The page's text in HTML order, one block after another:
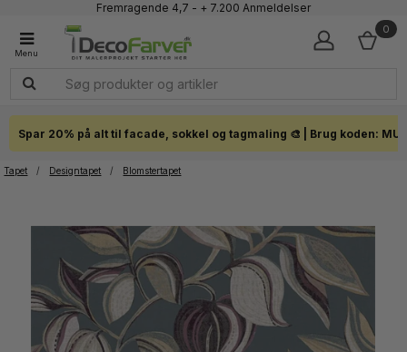
Fremragende 4,7 - + 7.200 Anmeldelser
1-3 dages levering
Click & Collect i hele landet
0
Spar 20% på alt til facade, sokkel og tagmaling 🎨 | Brug koden:
Tapet / Designtapet / Blomstertapet